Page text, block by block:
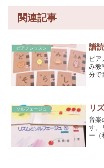
関連記事
ピアノレッスン 譜
ピア
み教
分で
て
ソルフェージュ リ
音楽
す。
ー（